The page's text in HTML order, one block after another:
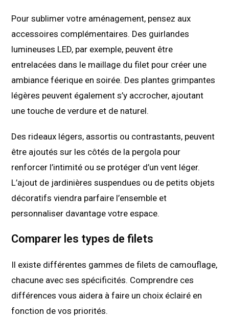
Pour sublimer votre aménagement, pensez aux
accessoires complémentaires. Des guirlandes
lumineuses LED, par exemple, peuvent être
entrelacées dans le maillage du filet pour créer une
ambiance féerique en soirée. Des plantes grimpantes
légères peuvent également s’y accrocher, ajoutant
une touche de verdure et de naturel.
Des rideaux légers, assortis ou contrastants, peuvent
être ajoutés sur les côtés de la pergola pour
renforcer l’intimité ou se protéger d’un vent léger.
L’ajout de jardinières suspendues ou de petits objets
décoratifs viendra parfaire l’ensemble et
personnaliser davantage votre espace.
Comparer les types de filets
Il existe différentes gammes de filets de camouflage,
chacune avec ses spécificités. Comprendre ces
différences vous aidera à faire un choix éclairé en
fonction de vos priorités.